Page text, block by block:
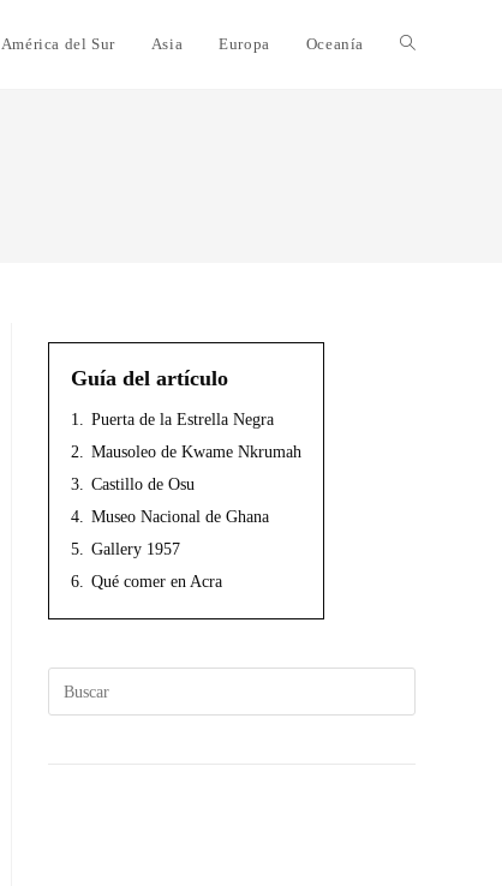
América del Sur Asia Europa Oceanía
Guía del artículo
1.
Puerta de la Estrella Negra
2.
Mausoleo de Kwame Nkrumah
3.
Castillo de Osu
4.
Museo Nacional de Ghana
5.
Gallery 1957
6.
Qué comer en Acra